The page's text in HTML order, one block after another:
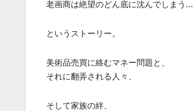
老画商は絶望のどん底に沈んでしまう…
というストーリー。
美術品売買に絡むマネー問題と、
それに翻弄される人々、
そして家族の絆、